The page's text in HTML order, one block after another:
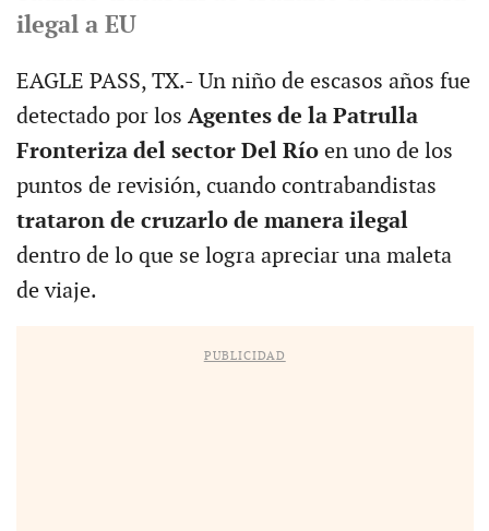
ilegal a EU
EAGLE PASS, TX.- Un niño de escasos años fue
detectado por los Agentes de la Patrulla
Fronteriza del sector Del Río en uno de los
puntos de revisión, cuando contrabandistas
trataron de cruzarlo de manera ilegal
dentro de lo que se logra apreciar una maleta
de viaje.
PUBLICIDAD